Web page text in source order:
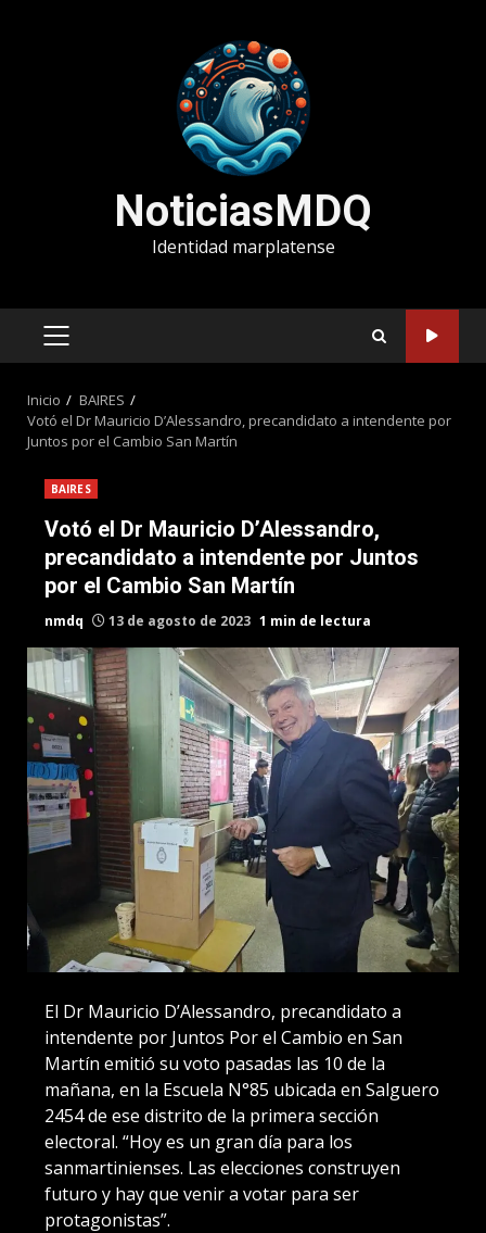
NoticiasMDQ
Identidad marplatense
MENÚ
Inicio
BAIRES
Votó el Dr Mauricio D’Alessandro, precandidato a intendente por
Juntos por el Cambio San Martín
BAIRES
Votó el Dr Mauricio D’Alessandro,
precandidato a intendente por Juntos
por el Cambio San Martín
nmdq 13 de agosto de 2023 1 min de lectura
El Dr Mauricio D’Alessandro, precandidato a
intendente por Juntos Por el Cambio en San
Martín emitió su voto pasadas las 10 de la
mañana, en la Escuela N°85 ubicada en Salguero
2454 de ese distrito de la primera sección
electoral. “Hoy es un gran día para los
sanmartinienses. Las elecciones construyen
futuro y hay que venir a votar para ser
protagonistas”.